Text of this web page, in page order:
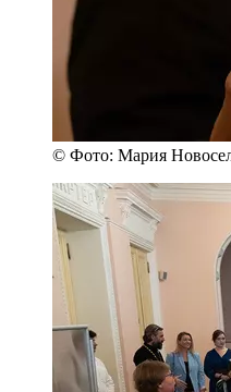
© Фото: Мария